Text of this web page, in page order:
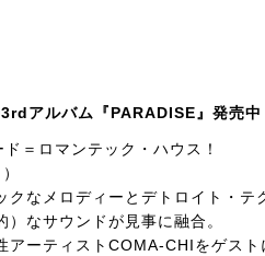
アルバム『PARADISE』発売中
＝ロマンテック・ハウス！
クなメロディーとデトロイト・テ
なサウンドが見事に融合。
アーティストCOMA-CHIをゲス